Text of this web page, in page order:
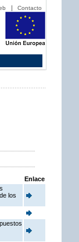
Contacto
Enlace
los